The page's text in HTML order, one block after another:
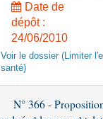
Date de
dépôt :
24/06/2010
Voir le dossier (Limiter
santé)
N° 366 -